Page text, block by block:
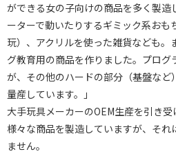
ができる女の子向けの商品を多く製造
ーターで動いたりするギミック系おも
玩）、アクリルを使った雑貨なども。
グ教育用の商品を作りました。プログ
が、その他のハードの部分（基盤など
量産しています。」
大手玩具メーカーのOEM生産を引き
様々な商品を製造していますが、それ
ません。